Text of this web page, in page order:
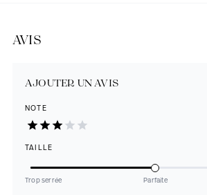
AVIS
AJOUTER UN AVIS
NOTE
TAILLE
Trop serrée Parfaite